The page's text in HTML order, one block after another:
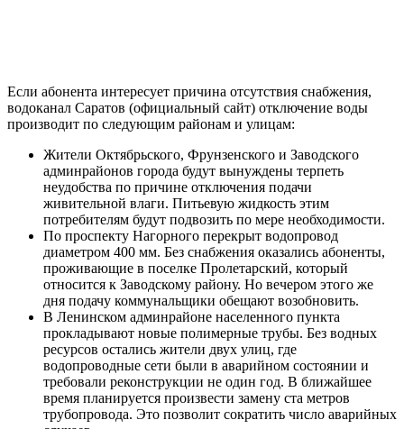
Если абонента интересует причина отсутствия снабжения,
водоканал Саратов (официальный сайт) отключение воды
производит по следующим районам и улицам:
Жители Октябрьского, Фрунзенского и Заводского
админрайонов города будут вынуждены терпеть
неудобства по причине отключения подачи
живительной влаги. Питьевую жидкость этим
потребителям будут подвозить по мере необходимости.
По проспекту Нагорного перекрыт водопровод
диаметром 400 мм. Без снабжения оказались абоненты,
проживающие в поселке Пролетарский, который
относится к Заводскому району. Но вечером этого же
дня подачу коммунальщики обещают возобновить.
В Ленинском админрайоне населенного пункта
прокладывают новые полимерные трубы. Без водных
ресурсов остались жители двух улиц, где
водопроводные сети были в аварийном состоянии и
требовали реконструкции не один год. В ближайшее
время планируется произвести замену ста метров
трубопровода. Это позволит сократить число аварийных